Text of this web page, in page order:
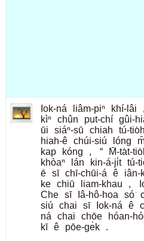
Iok-ná liâm-piⁿ khí-lâi ,
kìⁿ
chûn put-chí gûi-
ūi
siáⁿ-sū chiah tú-tio̍h
hiah-ê chúi-siú lóng
kap
kóng , “ M̄-ta̍t-
khòaⁿ
lán kin-á-ji̍t tú-
ē sī chī-chūi-á ê iân-
ke chiū liam-khau ,
Che sī Iâ-hô-hoa só͘
siú
chai sī Iok-ná ê
ná
chai chōe hóan-
kī ê pōe-ge̍k .